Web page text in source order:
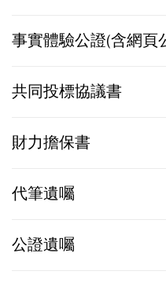
事實體驗公證(含網頁
共同投標協議書
財力擔保書
代筆遺囑
公證遺囑